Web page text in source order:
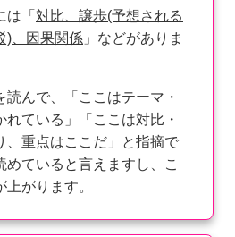
「 対比、譲歩(予想される
)、因果関係 」などがありま
んで、「ここはテーマ・
れている」「ここは対比・
、重点はここだ」と指摘で
めていると言えますし、こ
がります。